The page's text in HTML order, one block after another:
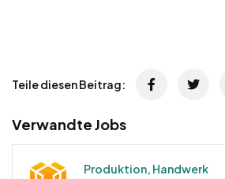
Teile diesen Beitrag:
Verwandte Jobs
Produktion, Handwerk